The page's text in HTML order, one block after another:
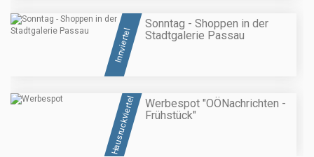
Innviertel
Sonntag - Shoppen in der
Stadtgalerie Passau
Hausruckviertel
Werbespot "OÖNachrichten -
Frühstück"